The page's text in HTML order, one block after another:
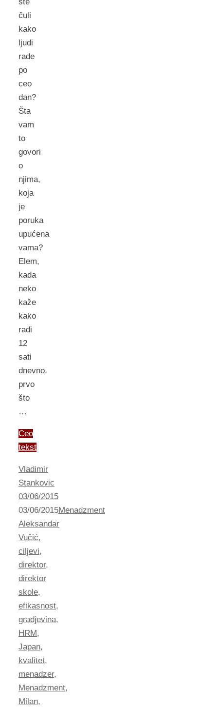
čuli
kako
ljudi
rade
po
ceo
dan?
Šta
vam
to
govori
o
njima,
koja
je
poruka
upućena
vama?
Elem,
kada
neko
kaže
kako
radi
12
sati
dnevno,
prvo
što
…
Ceo
tekst
Vladimir
Stankovic
03/06/2015
03/06/2015Menadzment
Aleksandar
Vučić,
ciljevi,
direktor,
direktor
skole,
efikasnost,
gradjevina,
HRM,
Japan,
kvalitet,
menadzer,
Menadzment,
Milan,